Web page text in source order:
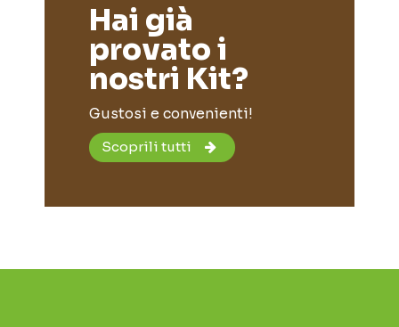
Hai già
provato i
nostri Kit?
Gustosi e convenienti!
Scoprili tutti